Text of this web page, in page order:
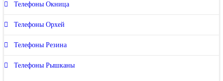
Телефоны Окница
Телефоны Орхей
Телефоны Резина
Телефоны Рышканы